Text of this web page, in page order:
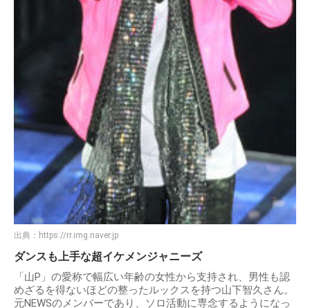
出典： https://rr.img.naver.jp
ダンスも上手な超イケメンジャニーズ
「山P」の愛称で幅広い年齢の女性から支持され、男性も認
めざるを得ないほどの整ったルックスを持つ山下智久さん。
元NEWSのメンバーであり、ソロ活動に専念するようになっ